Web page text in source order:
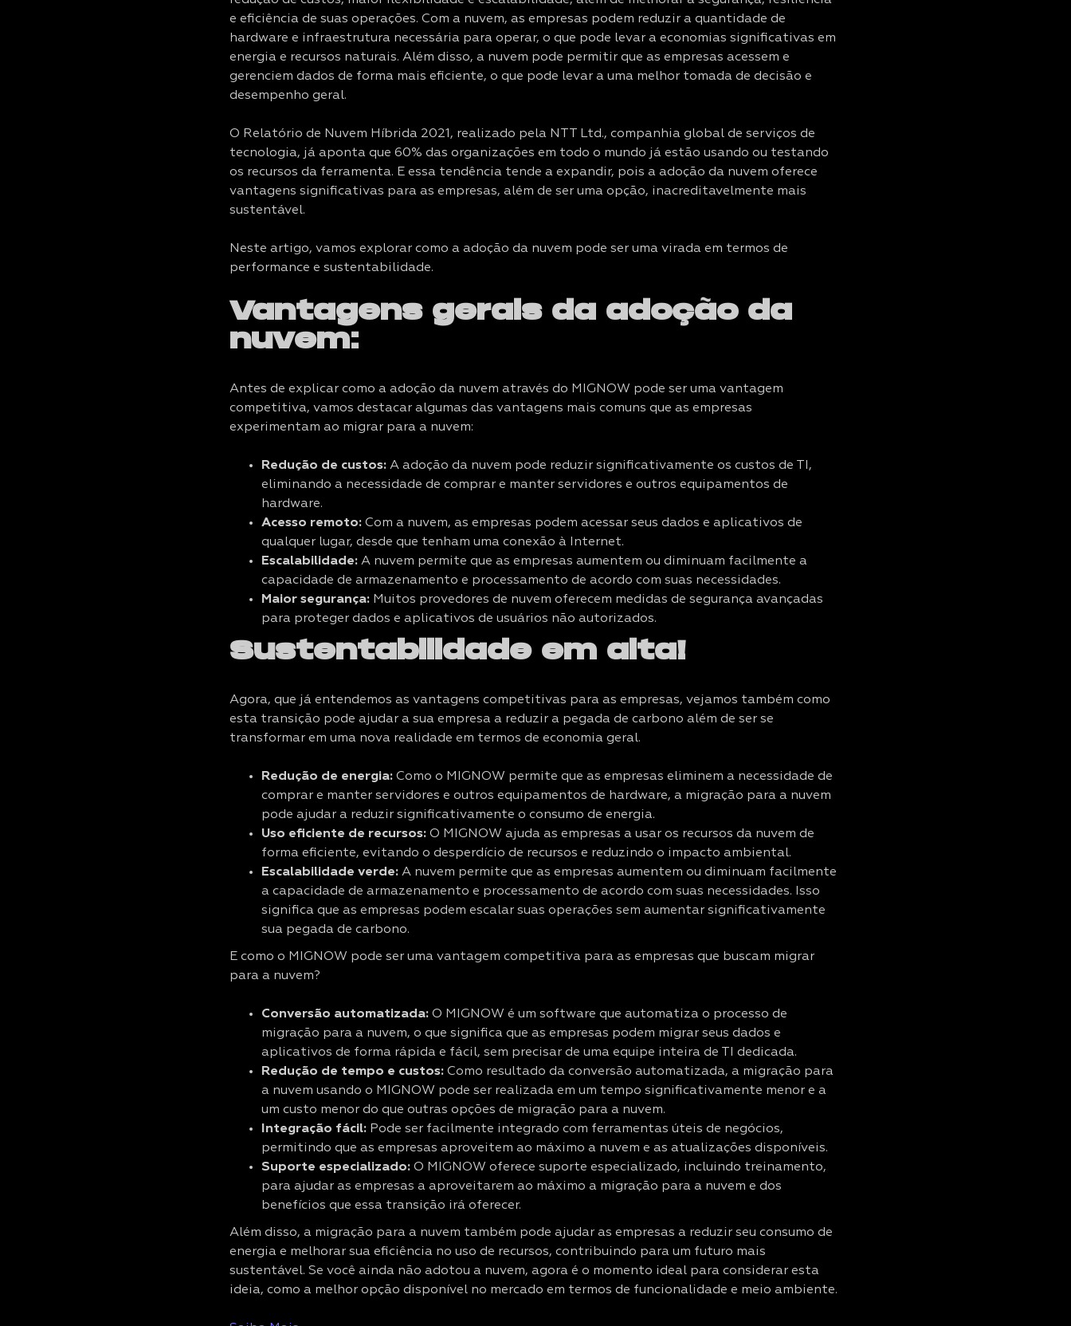
e eficiência de suas operações. Com a nuvem, as empresas podem reduzir a quantidade de
hardware e infraestrutura necessária para operar, o que pode levar a economias significativas em
energia e recursos naturais. Além disso, a nuvem pode permitir que as empresas acessem e
gerenciem dados de forma mais eficiente, o que pode levar a uma melhor tomada de decisão e
desempenho geral.
O Relatório de Nuvem Híbrida 2021, realizado pela NTT Ltd., companhia global de serviços de
tecnologia, já aponta que 60% das organizações em todo o mundo já estão usando ou testando
os recursos da ferramenta. E essa tendência tende a expandir, pois a adoção da nuvem oferece
vantagens significativas para as empresas, além de ser uma opção, inacreditavelmente mais
sustentável.
Neste artigo, vamos explorar como a adoção da nuvem pode ser uma virada em termos de
performance e sustentabilidade.
Vantagens gerais da adoção da
nuvem:
Antes de explicar como a adoção da nuvem através do MIGNOW pode ser uma vantagem
competitiva, vamos destacar algumas das vantagens mais comuns que as empresas
experimentam ao migrar para a nuvem:
Redução de custos: A adoção da nuvem pode reduzir significativamente os custos de TI,
eliminando a necessidade de comprar e manter servidores e outros equipamentos de
hardware.
Acesso remoto: Com a nuvem, as empresas podem acessar seus dados e aplicativos de
qualquer lugar, desde que tenham uma conexão à Internet.
Escalabilidade: A nuvem permite que as empresas aumentem ou diminuam facilmente a
capacidade de armazenamento e processamento de acordo com suas necessidades.
Maior segurança: Muitos provedores de nuvem oferecem medidas de segurança avançadas
para proteger dados e aplicativos de usuários não autorizados.
Sustentabilidade em alta!
Agora, que já entendemos as vantagens competitivas para as empresas, vejamos também como
esta transição pode ajudar a sua empresa a reduzir a pegada de carbono além de ser se
transformar em uma nova realidade em termos de economia geral.
Redução de energia: Como o MIGNOW permite que as empresas eliminem a necessidade de
comprar e manter servidores e outros equipamentos de hardware, a migração para a nuvem
pode ajudar a reduzir significativamente o consumo de energia.
Uso eficiente de recursos: O MIGNOW ajuda as empresas a usar os recursos da nuvem de
forma eficiente, evitando o desperdício de recursos e reduzindo o impacto ambiental.
Escalabilidade verde: A nuvem permite que as empresas aumentem ou diminuam facilmente
a capacidade de armazenamento e processamento de acordo com suas necessidades. Isso
significa que as empresas podem escalar suas operações sem aumentar significativamente
sua pegada de carbono.
E como o MIGNOW pode ser uma vantagem competitiva para as empresas que buscam migrar
para a nuvem?
Conversão automatizada: O MIGNOW é um software que automatiza o processo de
migração para a nuvem, o que significa que as empresas podem migrar seus dados e
aplicativos de forma rápida e fácil, sem precisar de uma equipe inteira de TI dedicada.
Redução de tempo e custos: Como resultado da conversão automatizada, a migração para
a nuvem usando o MIGNOW pode ser realizada em um tempo significativamente menor e a
um custo menor do que outras opções de migração para a nuvem.
Integração fácil: Pode ser facilmente integrado com ferramentas úteis de negócios,
permitindo que as empresas aproveitem ao máximo a nuvem e as atualizações disponíveis.
Suporte especializado: O MIGNOW oferece suporte especializado, incluindo treinamento,
para ajudar as empresas a aproveitarem ao máximo a migração para a nuvem e dos
benefícios que essa transição irá oferecer.
Além disso, a migração para a nuvem também pode ajudar as empresas a reduzir seu consumo de
energia e melhorar sua eficiência no uso de recursos, contribuindo para um futuro mais
sustentável. Se você ainda não adotou a nuvem, agora é o momento ideal para considerar esta
ideia, como a melhor opção disponível no mercado em termos de funcionalidade e meio ambiente.